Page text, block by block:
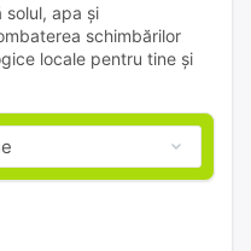
solul, apa și
schimbărilor
locale pentru tine și